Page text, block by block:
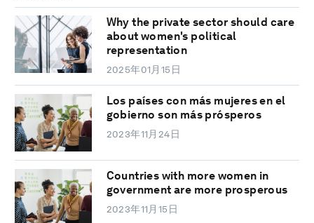
Why the private sector should care
about women's political
representation
2025年01月15日
Los países con más mujeres en el
gobierno son más prósperos
2023年11月24日
Countries with more women in
government are more prosperous
2023年11月15日